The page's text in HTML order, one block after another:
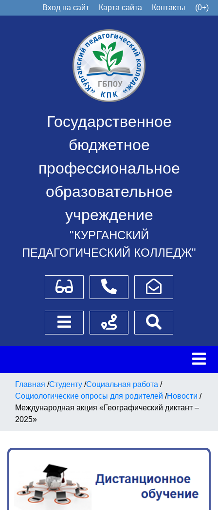
Вход на сайт Карта сайта Контакты (0+)
Государственное
бюджетное
профессиональное
образовательное
учреждение
"КУРГАНСКИЙ
ПЕДАГОГИЧЕСКИЙ КОЛЛЕДЖ"
Для слабовидящихТелефоныНаписать обращение
Боковое менюСхема проезда
Главная /Студенту /Социальная работа /
Социологические опросы для родителей /Новости /
Международная акция «Географический диктант –
2025»